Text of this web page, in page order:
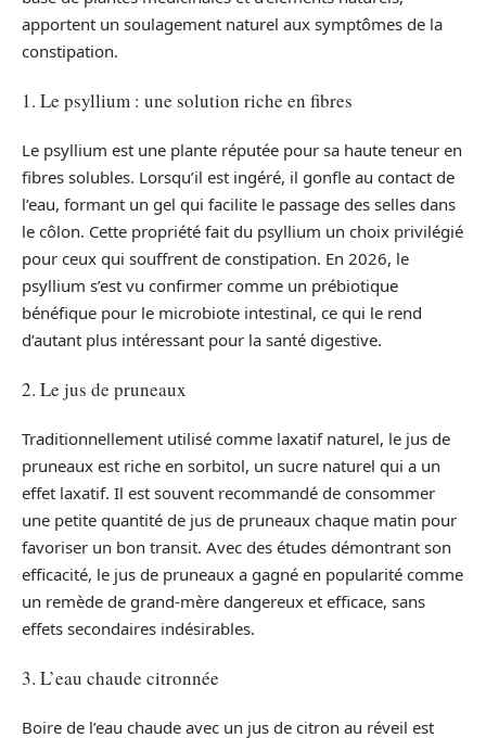
apportent un soulagement naturel aux symptômes de la
constipation.
1. Le psyllium : une solution riche en fibres
Le psyllium est une plante réputée pour sa haute teneur en
fibres solubles. Lorsqu’il est ingéré, il gonfle au contact de
l’eau, formant un gel qui facilite le passage des selles dans
le côlon. Cette propriété fait du psyllium un choix privilégié
pour ceux qui souffrent de constipation. En 2026, le
psyllium s’est vu confirmer comme un prébiotique
bénéfique pour le microbiote intestinal, ce qui le rend
d’autant plus intéressant pour la santé digestive.
2. Le jus de pruneaux
Traditionnellement utilisé comme laxatif naturel, le jus de
pruneaux est riche en sorbitol, un sucre naturel qui a un
effet laxatif. Il est souvent recommandé de consommer
une petite quantité de jus de pruneaux chaque matin pour
favoriser un bon transit. Avec des études démontrant son
efficacité, le jus de pruneaux a gagné en popularité comme
un remède de grand-mère dangereux et efficace, sans
effets secondaires indésirables.
3. L’eau chaude citronnée
Boire de l’eau chaude avec un jus de citron au réveil est